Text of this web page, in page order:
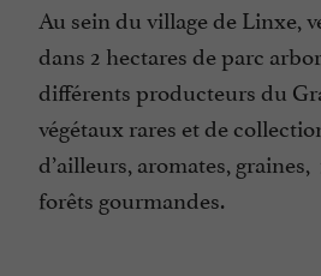
Au sein du village de Linxe,
dans 2 hectares de parc
différents producteurs du
végétaux rares et de
d’ailleurs, aromates,
forêts gourmandes.